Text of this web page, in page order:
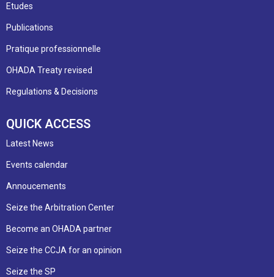
Etudes
Publications
Pratique professionnelle
OHADA Treaty revised
Regulations & Decisions
QUICK ACCESS
Latest News
Events calendar
Annoucements
Seize the Arbitration Center
Become an OHADA partner
Seize the CCJA for an opinion
Seize the SP